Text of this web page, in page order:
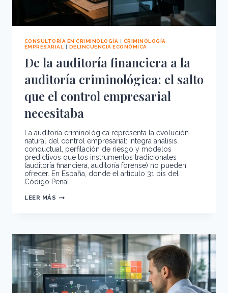
CONSULTORÍA EN CRIMINOLOGÍA | CRIMINOLOGÍA
EMPRESARIAL | DELINCUENCIA ECONÓMICA
De la auditoría financiera a la
auditoría criminológica: el salto
que el control empresarial
necesitaba
La auditoría criminológica representa la evolución
natural del control empresarial: integra análisis
conductual, perfilación de riesgo y modelos
predictivos que los instrumentos tradicionales
(auditoría financiera, auditoría forense) no pueden
ofrecer. En España, donde el artículo 31 bis del
Código Penal…
LEER MÁS DE
AUDITORÍA
CRIMINOLÓGICA:
EL
SALTO
QUE
EL
CONTROL
EMPRESARIAL
NECESITABA